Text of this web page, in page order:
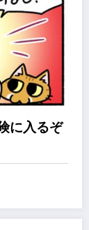
に入るぞ